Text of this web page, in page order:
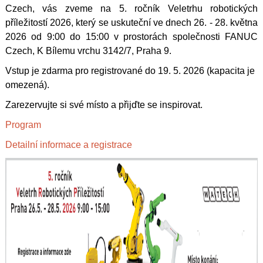
Czech, vás zveme na 5. ročník Veletrhu robotických
příležitostí 2026, který se uskuteční ve dnech 26. - 28. května
2026 od 9:00 do 15:00 v prostorách společnosti FANUC
Czech, K Bílemu vrchu 3142/7, Praha 9.
Vstup je zdarma pro registrované do 19. 5. 2026 (kapacita je
omezená).
Zarezervujte si své místo a přijďte se inspirovat.
Program
Detailní informace a registrace